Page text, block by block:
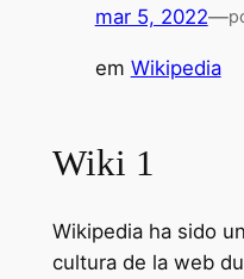
mar 5, 2022—
em Wikipedia
Wiki 1
Wikipedia ha sido
cultura de la web